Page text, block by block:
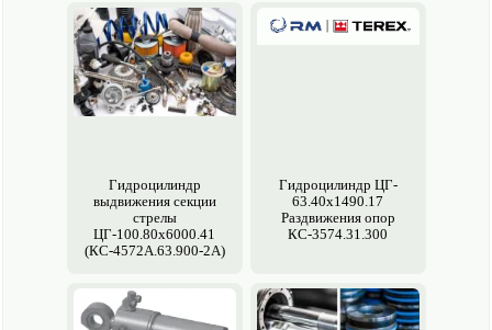
Гидроцилиндр
выдвижения секции
стрелы
ЦГ-100.80х6000.41
(КС-4572А.63.900-2А)
Гидроцилиндр ЦГ-
63.40х1490.17
Раздвижения опор
КС-3574.31.300